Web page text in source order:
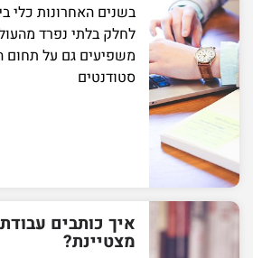
בשנים האחרונות כלי
לחלק בלתי נפרד
משפיעים גם על תחום
סטודנטים
איך כותבים עבודת
מצטיינת?